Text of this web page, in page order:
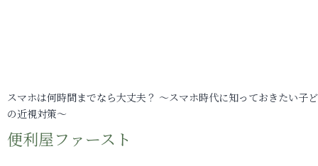
スマホは何時間までなら大丈夫？ ～スマホ時代に知っておきたい子
の近視対策～
便利屋ファースト